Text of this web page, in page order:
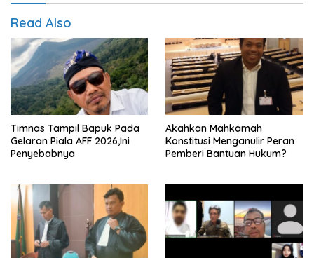
Read Also
Timnas Tampil Bapuk Pada
Gelaran Piala AFF 2026,Ini
Penyebabnya
Akahkan Mahkamah
Konstitusi Menganulir Peran
Pemberi Bantuan Hukum?